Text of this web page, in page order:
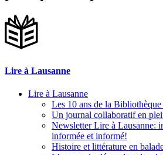
Lire à Lausanne
Lire à Lausanne
Les 10 ans de la
Un journal collaboratif en
Newsletter Lire à Lausanne:
informée et informé!
Histoire et littérature en